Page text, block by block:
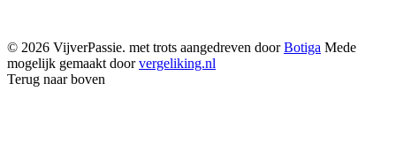
© 2026 VijverPassie. met trots aangedreven doorBotiga Mede
mogelijk gemaakt doorvergeliking.nl
Terug naar boven